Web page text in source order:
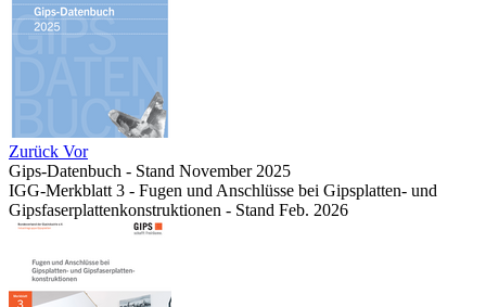
Zurück Vor
Gips-Datenbuch - Stand November 2025
IGG-Merkblatt 3 - Fugen und Anschlüsse bei Gipsplatten- und
Gipsfaserplattenkonstruktionen - Stand Feb. 2026